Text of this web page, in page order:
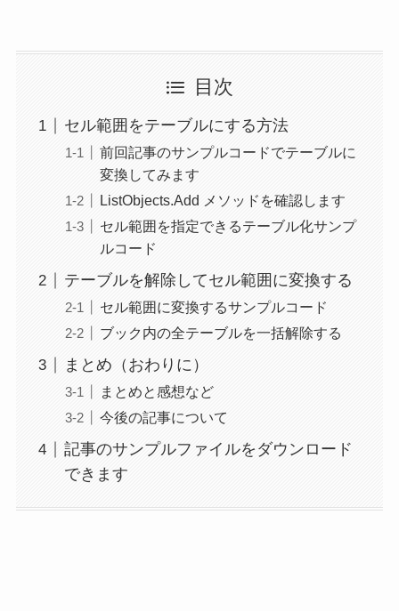
目次
セル範囲をテーブルにする方法
前回記事のサンプルコードでテーブルに
変換してみます
ListObjects.Add メソッドを確認します
セル範囲を指定できるテーブル化サンプ
ルコード
テーブルを解除してセル範囲に変換する
セル範囲に変換するサンプルコード
ブック内の全テーブルを一括解除する
まとめ（おわりに）
まとめと感想など
今後の記事について
記事のサンプルファイルをダウンロード
できます